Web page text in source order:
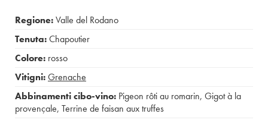
Regione:Valle del Rodano
Tenuta:Chapoutier
Colore: rosso
Vitigni:Grenache
Abbinamenti cibo-vino: Pigeon rôti au romarin, Gigot à la
provençale, Terrine de faisan aux truffes